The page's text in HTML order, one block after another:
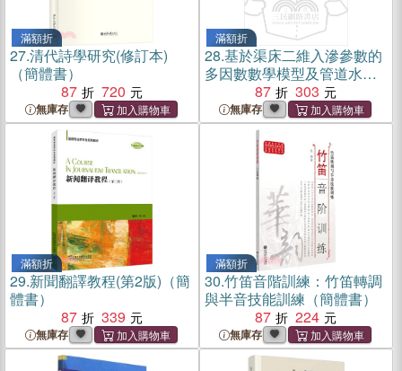
滿額折
27.清代詩學研究(修訂本)
（簡體書）
87
720
無庫存
滿額折
28.基於渠床二維入滲參數的
多因數數學模型及管道水利
用效率計算方法研究（簡體
書）
87 303
無庫存
滿額折
29.新聞翻譯教程(第2版)（簡
體書）
87
339
無庫存
滿額折
30.竹笛音階訓練：竹笛轉調
與半音技能訓練（簡體書）
87
224
無庫存